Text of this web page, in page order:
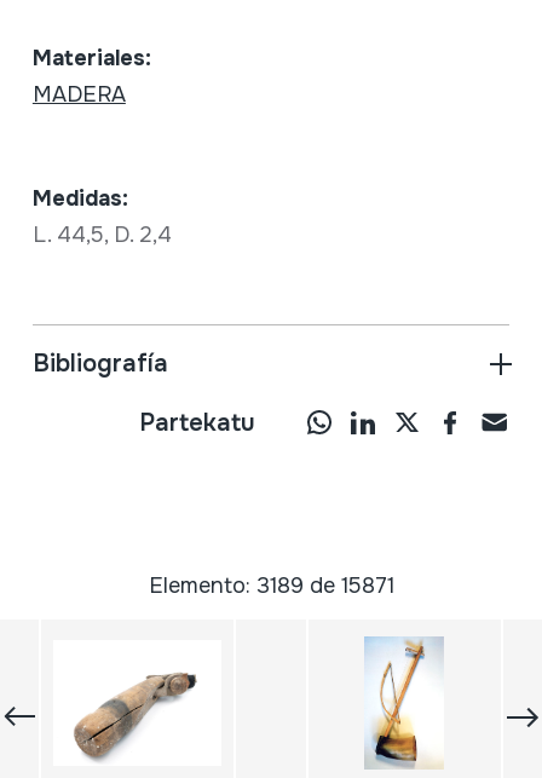
Materiales:
MADERA
Medidas:
L. 44,5, D. 2,4
Bibliografía
Partekatu
Elemento: 3189 de 15871